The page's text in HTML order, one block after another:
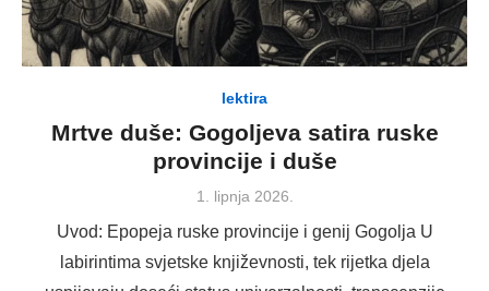
lektira
Mrtve duše: Gogoljeva satira ruske
provincije i duše
Posted
1. lipnja 2026.
Uvod: Epopeja ruske provincije i genij Gogolja U
labirintima svjetske književnosti, tek rijetka djela